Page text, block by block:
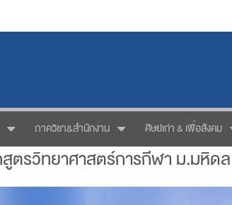
ภาควิชา&สำนักงาน ศิษย์เก่า & เพื่อสังคม
ตรวิทยาศาสตร์การกีฬา ม.มหิดล